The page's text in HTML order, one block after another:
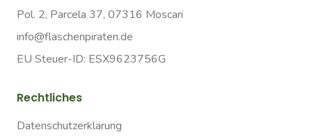
Pol. 2, Parcela 37, 07316 Moscari
info@flaschenpiraten.de
EU Steuer-ID: ESX9623756G
Rechtliches
Datenschutzerklärung